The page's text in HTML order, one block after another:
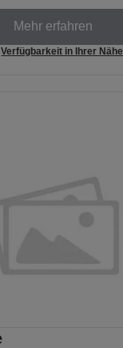
Mehr erfahren
Verfügbarkeit in Ihrer Nähe